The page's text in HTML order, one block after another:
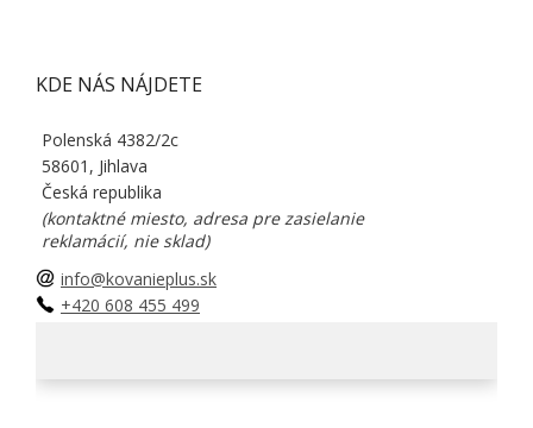
KDE NÁS NÁJDETE
Polenská 4382/2c
58601, Jihlava
Česká republika
(kontaktné miesto, adresa pre zasielanie
reklamácií, nie sklad)
info@kovanieplus.sk
+420 608 455 499